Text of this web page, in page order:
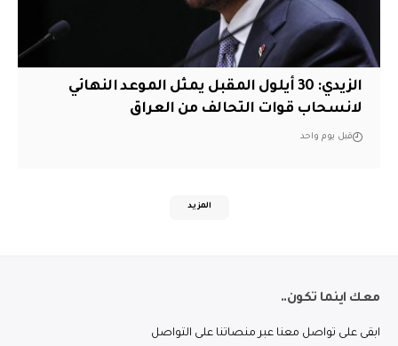
الزيدي: 30 أيلول المقبل يمثل الموعد النهائي
لانسحاب قوات التحالف من العراق
قبل يوم واحد
المزيد
معك اينما تكون..
ابقى على تواصل معنا عبر منصاتنا على التواصل